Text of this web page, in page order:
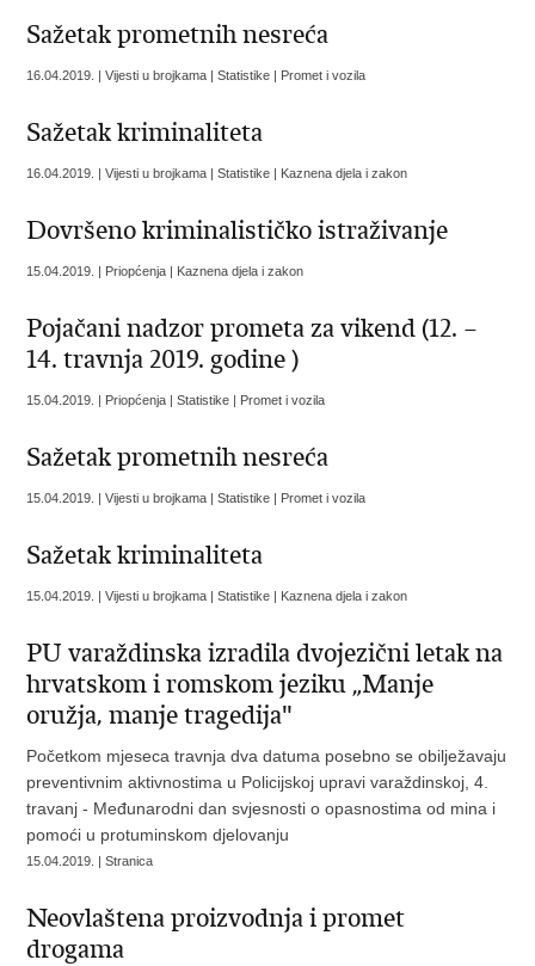
Sažetak prometnih nesreća
16.04.2019. | Vijesti u brojkama | Statistike | Promet i vozila
Sažetak kriminaliteta
16.04.2019. | Vijesti u brojkama | Statistike | Kaznena djela i zakon
Dovršeno kriminalističko istraživanje
15.04.2019. | Priopćenja | Kaznena djela i zakon
Pojačani nadzor prometa za vikend (12. –
14. travnja 2019. godine )
15.04.2019. | Priopćenja | Statistike | Promet i vozila
Sažetak prometnih nesreća
15.04.2019. | Vijesti u brojkama | Statistike | Promet i vozila
Sažetak kriminaliteta
15.04.2019. | Vijesti u brojkama | Statistike | Kaznena djela i zakon
PU varaždinska izradila dvojezični letak na
hrvatskom i romskom jeziku „Manje
oružja, manje tragedija"
Početkom mjeseca travnja dva datuma posebno se obilježavaju
preventivnim aktivnostima u Policijskoj upravi varaždinskoj, 4.
travanj - Međunarodni dan svjesnosti o opasnostima od mina i
pomoći u protuminskom djelovanju
15.04.2019. | Stranica
Neovlaštena proizvodnja i promet
drogama